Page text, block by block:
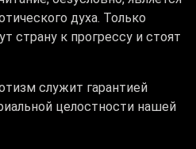
духа. ​Только
страну к прогрессу и стоят
служит гарантией
целостности нашей